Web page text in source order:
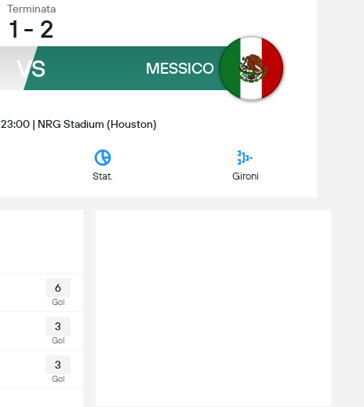
Terminata
1 - 2
VS MESSICO
| NRG Stadium (Houston)
Stat. Gironi
6
Gol
3
Gol
3
Gol